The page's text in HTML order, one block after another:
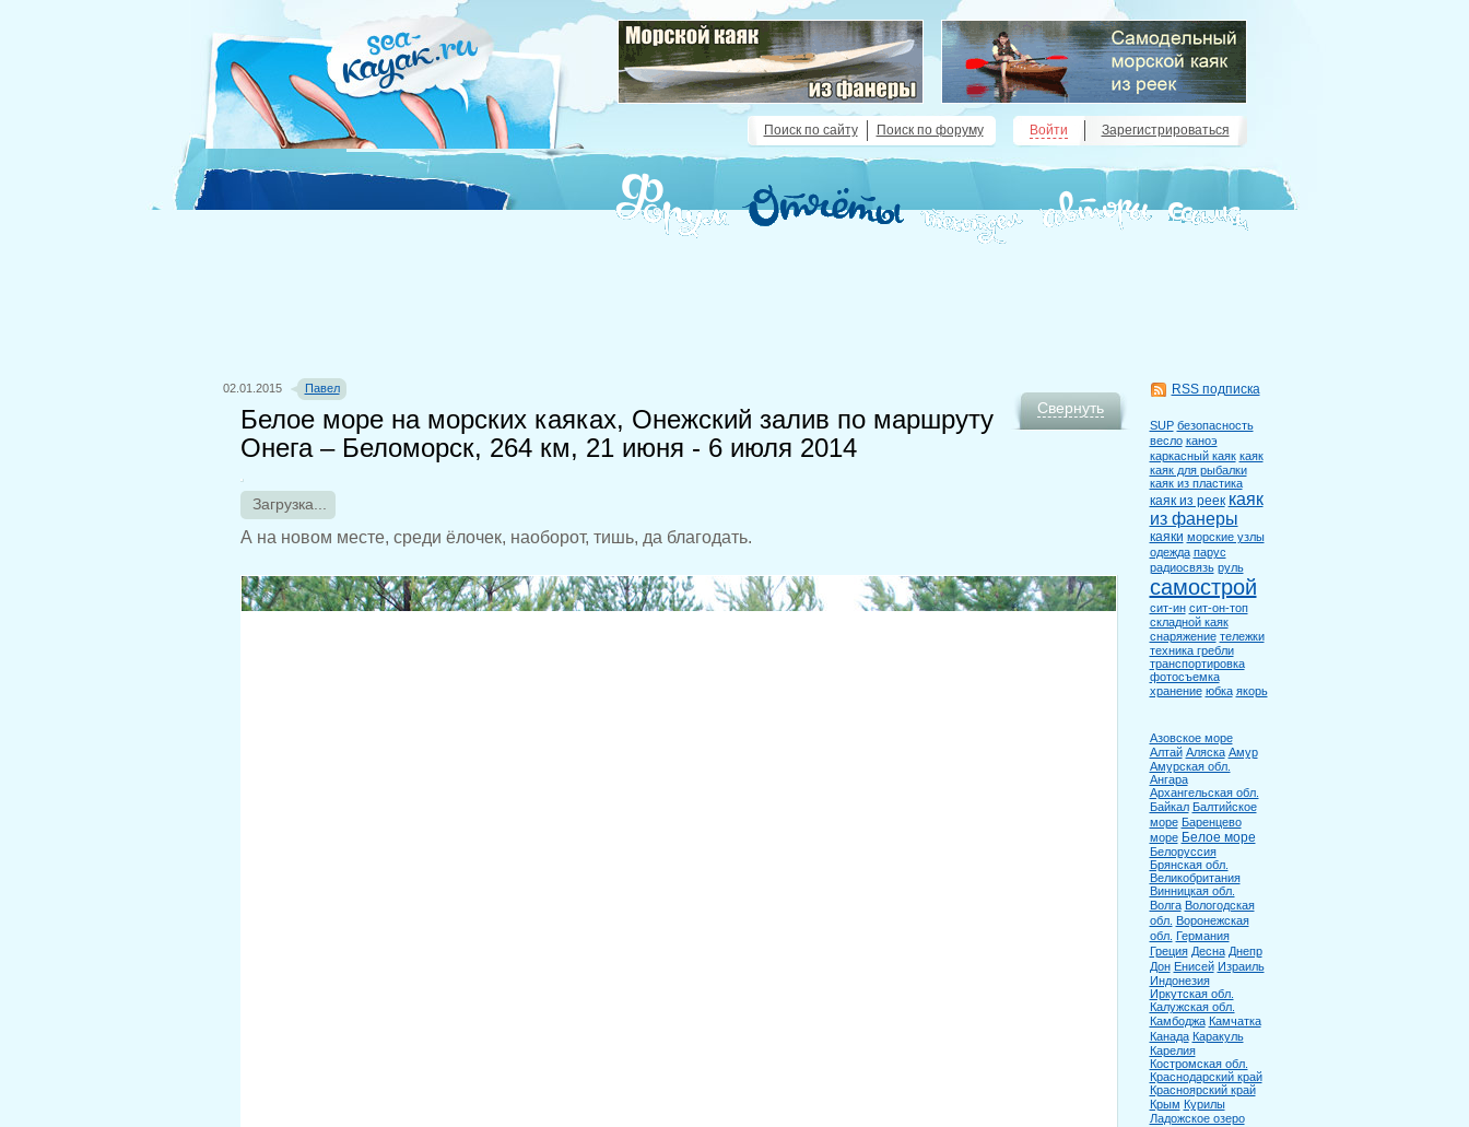
Поиск по сайту Поиск по форуму Войти Зарегистрироваться
Свернуть
02.01.2015 Павел
Белое море на морских каяках, Онежский залив по маршруту
Онега – Беломорск, 264 км, 21 июня - 6 июля 2014
Загрузка...
А на новом месте, среди ёлочек, наоборот, тишь, да благодать.
RSS подписка
SUP безопасность
весло каноэ
каркасный каяк каяк
каяк для рыбалки
каяк из пластика
каяк из реек каяк
из фанеры
каяки морские узлы
одежда парус
радиосвязь руль
самострой
сит-ин сит-он-топ
складной каяк
снаряжение тележки
техника гребли
транспортировка
фотосъемка
хранение юбка якорь
Азовское море
Алтай Аляска Амур
Амурская обл.
Ангара
Архангельская обл.
Байкал Балтийское
море Баренцево
море Белое море
Белоруссия
Брянская обл.
Великобритания
Винницкая обл.
Волга Вологодская
обл. Воронежская
обл. Германия
Греция Десна Днепр
Дон Енисей Израиль
Индонезия
Иркутская обл.
Калужская обл.
Камбоджа Камчатка
Канада Каракуль
Карелия
Костромская обл.
Краснодарский край
Красноярский край
Крым Курилы
Ладожское озеро